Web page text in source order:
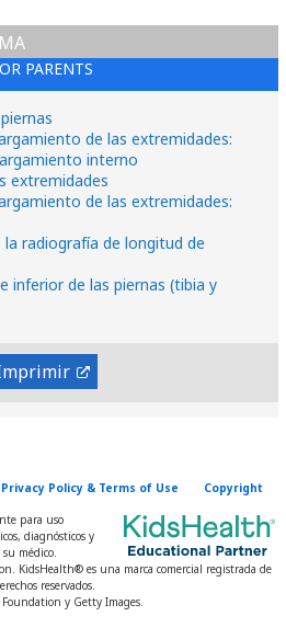
PARENTS
de las extremidades:
interno
extremidades
de las extremidades:
la radiografía de longitud de
inferior de las piernas (tibia y
Policy & Terms of Use Copyright
para uso
diagnósticos y
médico.
KidsHealth® es una marca comercial registrada de
reservados.
y Getty Images.